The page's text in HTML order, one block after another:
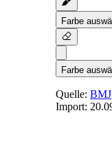
Farbe
Farbe
Quelle:BMJ
Import: